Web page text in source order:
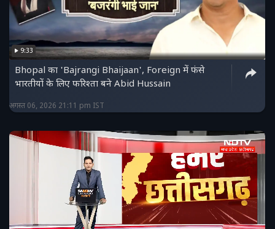
9:33
Bhopal का 'Bajrangi Bhaijaan', Foreign में फंसे
भारतीयों के लिए फरिश्ता बने Abid Hussain
अगस्त 06, 2026 21:11 pm IST